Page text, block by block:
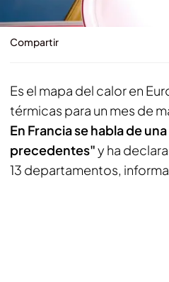
Compartir
Es el mapa del calor en
térmicas para un mes de
En Francia se habla de
precedentes"y ha
13 departamentos,